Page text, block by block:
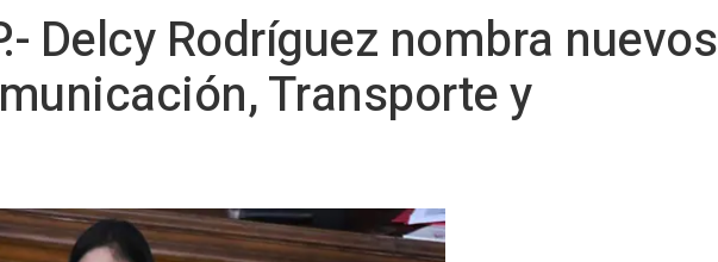
Delcy Rodríguez nombra nuevos
Transporte y